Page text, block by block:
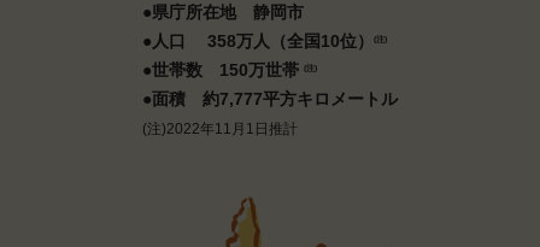
●県庁所在地 静岡市
●人口 358万人（全国10位）
(注)
●世帯数 150万世帯 (注)
●面積 約7,777平方キロメートル
(注)2022年11月1日推計